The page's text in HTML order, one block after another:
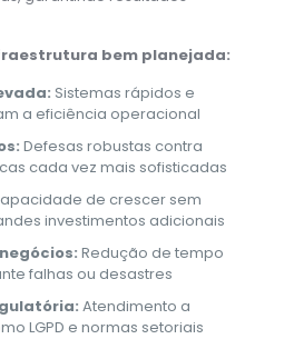
bem planejada:
Sistemas rápidos e
a eficiência operacional
Defesas robustas contra
cada vez mais sofisticadas
de crescer sem
investimentos adicionais
Redução de tempo
falhas ou desastres
Atendimento a
LGPD e normas setoriais